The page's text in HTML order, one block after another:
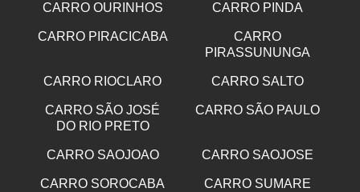
CARRO OURINHOS CARRO PINDA
CARRO PIRACICABA
CARRO
PIRASSUNUNGA
CARRO RIOCLARO CARRO SALTO
CARRO SÃO JOSÉ
DO RIO PRETO
CARRO SÃO PAULO
CARRO SAOJOAO CARRO SAOJOSE
CARRO SOROCABA CARRO SUMARE